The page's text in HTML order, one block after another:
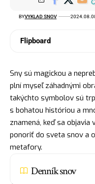
BYVYKLAD SNOV
Flipboard
Sny sú magickou a
plní myseľ záhadnými
takýchto symbolov sú
s bohatou históriou a
znamená, keď sa objavia
ponoriť do sveta snov a
metafory.
Denník snov